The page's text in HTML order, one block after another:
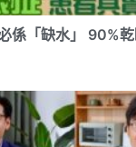
係「缺水」 90%